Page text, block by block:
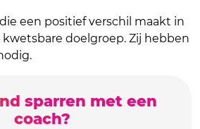
een positief verschil maakt in
doelgroep. Zij hebben
sparren met een
coach?